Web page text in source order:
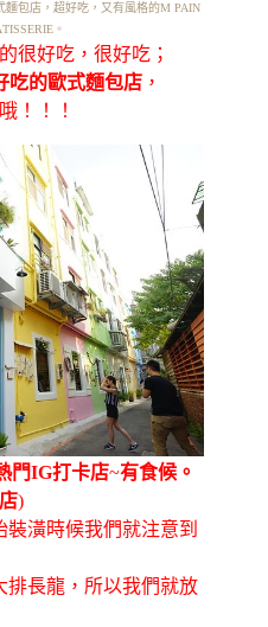
麵包店，超好吃，又有風格的M PAIN
。
很好吃，很好吃；
吃的歐式麵包店 ，
！！！
門IG打卡店~有食候。
)
潢時候我們就注意到
排長龍，所以我們就放